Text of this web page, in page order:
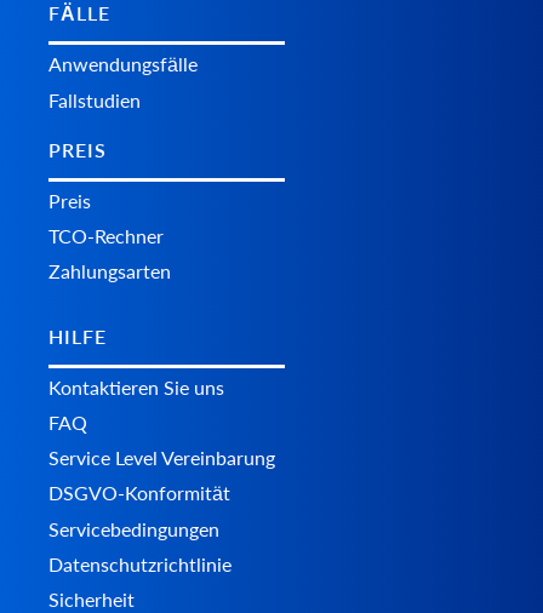
FÄLLE
Anwendungsfälle
Fallstudien
PREIS
Preis
TCO-Rechner
Zahlungsarten
HILFE
Kontaktieren Sie uns
FAQ
Service Level Vereinbarung
DSGVO-Konformität
Servicebedingungen
Datenschutzrichtlinie
Sicherheit